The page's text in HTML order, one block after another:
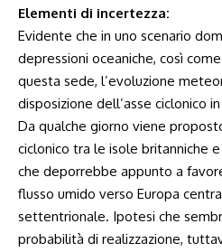
Elementi di incertezza:
Evidente che in uno scenario
depressioni oceaniche, così
questa sede, l’evoluzione
disposizione dell’asse ciclonico
Da qualche giorno viene
ciclonico tra le isole britanniche
che deporrebbe appunto a
flusso umido verso Europa
settentrionale. Ipotesi che
probabilità di realizzazione,